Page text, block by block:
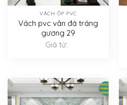
VÁCH ỐP PVC
Vách pvc vân đá tráng
gương 29
Giá từ: